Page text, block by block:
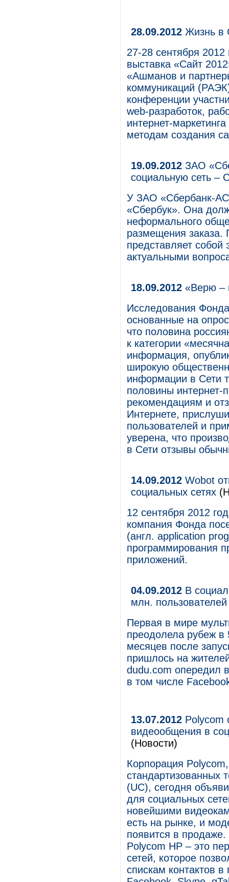
28.09.2012 Жизнь в
27-28 сентября
выставка «Сайт
«Ашманов и
коммуникаций
конференции
web-разработок,
интернет-
методам создания
19.09.2012 ЗАО
социальную сеть –
У ЗАО «Сбербанк-
«Сбербук». Она
неформального
размещения
представляет
актуальными
18.09.2012 «Верю –
Исследования
основанные на
что половина
к категории
информация,
широкую
информации в Сети
половины интернет-
рекомендациям и
Интернете,
пользователей и
уверена, что
в Сети отзывы
14.09.2012 Wobot
социальных сетях
12 сентября 2012
компания Фонда
(англ. application
программирования
приложений.
04.09.2012 В
млн. пользователей
Первая в мире
преодолела рубеж в
месяцев после
пришлось на
dudu.com опередил
в том числе
13.07.2012 Polycom
видеообщения в
(Новости)
Корпорация
стандартизованных
(UC), сегодня
для социальных
новейшими
есть на рынке, и
появится в
Polycom HP – это
сетей, которое
спискам контактов